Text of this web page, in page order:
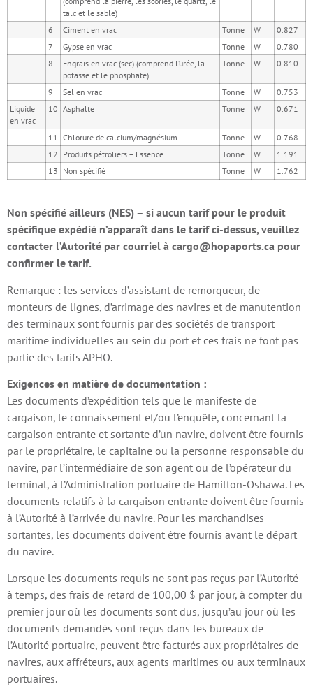
talc et le sable)
6
Ciment en vrac Tonne W
0.827
7
Gypse en vrac Tonne W
0.780
8
Engrais en vrac (sec) (comprend l’urée, la
potasse et le phosphate)
Tonne W 0.810
9 Sel en vrac Tonne W
0.753
Liquide
en vrac
10 Asphalte Tonne W 0.671
11 Chlorure de calcium/magnésium Tonne W
0.768
12 Produits pétroliers – Essence Tonne W
1.191
13 Non spécifié Tonne W 1.762
Non spécifié ailleurs (NES) – si aucun tarif pour le produit
spécifique expédié n’apparaît dans le tarif ci-dessus, veuillez
contacter l’Autorité par courriel à cargo@hopaports.ca pour
confirmer le tarif.
Remarque : les services d’assistant de remorqueur, de
monteurs de lignes, d’arrimage des navires et de manutention
des terminaux sont fournis par des sociétés de transport
maritime individuelles au sein du port et ces frais ne font pas
partie des tarifs APHO.
Exigences en matière de documentation :
Les documents d’expédition tels que le manifeste de
cargaison, le connaissement et/ou l’enquête, concernant la
cargaison entrante et sortante d’un navire, doivent être fournis
par le propriétaire, le capitaine ou la personne responsable du
navire, par l’intermédiaire de son agent ou de l’opérateur du
terminal, à l’Administration portuaire de Hamilton-Oshawa. Les
documents relatifs à la cargaison entrante doivent être fournis
à l’Autorité à l’arrivée du navire. Pour les marchandises
sortantes, les documents doivent être fournis avant le départ
du navire.
Lorsque les documents requis ne sont pas reçus par l’Autorité
à temps, des frais de retard de 100,00 $ par jour, à compter du
premier jour où les documents sont dus, jusqu’au jour où les
documents demandés sont reçus dans les bureaux de
l’Autorité portuaire, peuvent être facturés aux propriétaires de
navires, aux affréteurs, aux agents maritimes ou aux terminaux
portuaires.